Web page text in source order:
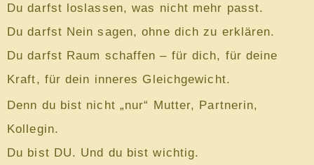
Du darfst loslassen, was nicht mehr passt.
Du darfst Nein sagen, ohne dich zu erklären.
Du darfst Raum schaffen – für dich, für deine
Kraft, für dein inneres Gleichgewicht.
Denn du bist nicht „nur“ Mutter, Partnerin,
Kollegin.
Du bist DU. Und du bist wichtig.